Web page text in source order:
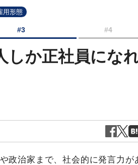
用形態
#3 #4
しか正社員にな
政治家まで、社会的に発言力が